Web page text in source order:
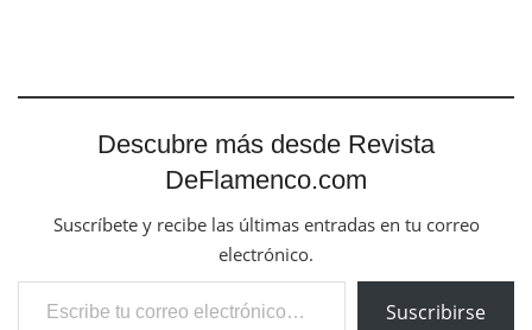
Descubre más desde Revista
DeFlamenco.com
Suscríbete y recibe las últimas entradas en tu correo
electrónico.
Escribe tu correo electrónico…
Suscribirse